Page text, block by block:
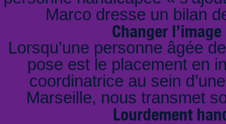
Marco dresse un bilan
Changer
Lorsqu’une personne âgée
pose est le placement en
coordinatrice au sein
Marseille, nous transmet
Lourdement